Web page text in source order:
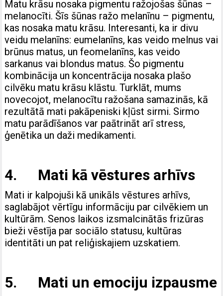
Matu krāsu nosaka pigmentu ražojošas šūnas –
melanocīti. Šīs šūnas ražo melanīnu – pigmentu,
kas nosaka matu krāsu. Interesanti, ka ir divu
veidu melanīns: eumelanīns, kas veido melnus vai
brūnus matus, un feomelanīns, kas veido
sarkanus vai blondus matus. Šo pigmentu
kombinācija un koncentrācija nosaka plašo
cilvēku matu krāsu klāstu. Turklāt, mums
novecojot, melanocītu ražošana samazinās, kā
rezultātā mati pakāpeniski kļūst sirmi. Sirmo
matu parādīšanos var paātrināt arī stress,
ģenētika un daži medikamenti.
4. Mati kā vēstures arhīvs
Mati ir kalpojuši kā unikāls vēstures arhīvs,
saglabājot vērtīgu informāciju par cilvēkiem un
kultūrām. Senos laikos izsmalcinātās frizūras
bieži vēstīja par sociālo statusu, kultūras
identitāti un pat reliģiskajiem uzskatiem.
5. Mati un emociju izpausme